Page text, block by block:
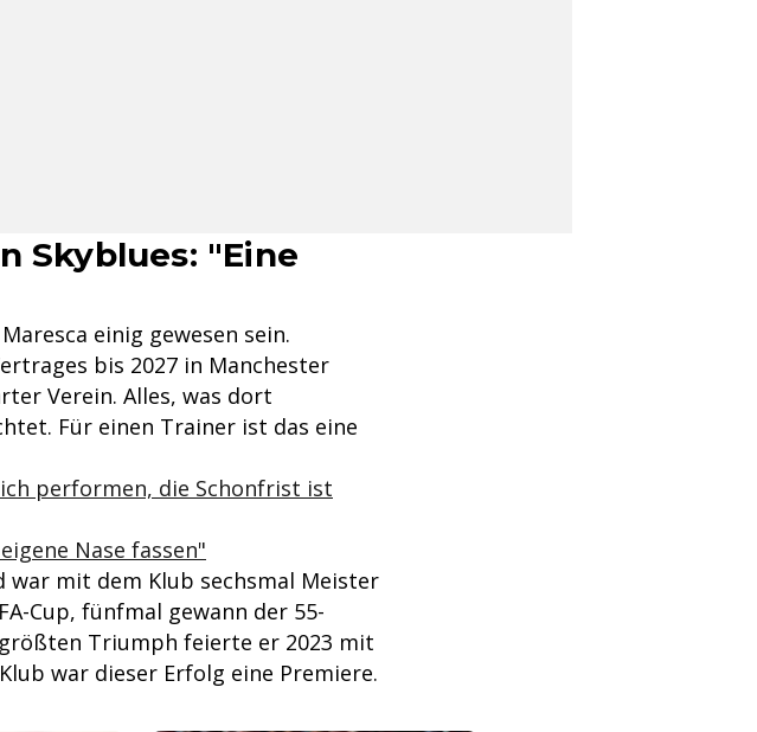
Skyblues: "Eine
einig gewesen sein.
bis 2027 in Manchester
Verein. Alles, was dort
Für einen Trainer ist das eine
performen, die Schonfrist ist
Nase fassen"
war mit dem Klub sechsmal Meister
Cup, fünfmal gewann der 55-
Triumph feierte er 2023 mit
war dieser Erfolg eine Premiere.